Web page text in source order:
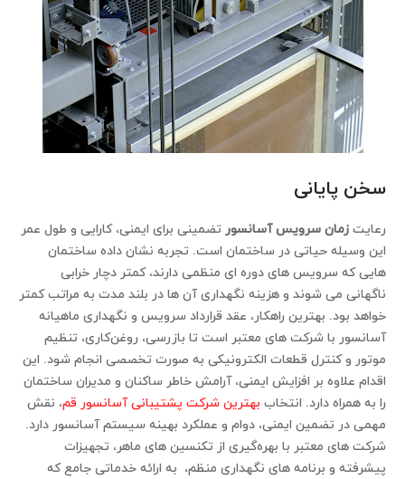
سخن پایانی
رعایت زمان سرویس آسانسور تضمینی برای ایمنی، کارایی و طول عمر
این وسیله حیاتی در ساختمان است. تجربه نشان داده ساختمان‌
هایی که سرویس ‌های دوره ‌ای منظمی دارند، کمتر دچار خرابی
ناگهانی می ‌شوند و هزینه نگهداری آن‌ ها در بلند مدت به‌ مراتب کمتر
خواهد بود. بهترین راهکار، عقد قرارداد سرویس و نگهداری ماهیانه
آسانسور با شرکت‌ های معتبر است تا بازرسی، روغن‌کاری، تنظیم
موتور و کنترل قطعات الکترونیکی به‌ صورت تخصصی انجام شود. این
اقدام علاوه ‌بر افزایش ایمنی، آرامش خاطر ساکنان و مدیران ساختمان
را به ‌همراه دارد. انتخاب بهترین شرکت پشتیبانی آسانسور قم، نقش
مهمی در تضمین ایمنی، دوام و عملکرد بهینه سیستم آسانسور دارد.
شرکت‌ های معتبر با بهره‌گیری از تکنسین ‌های ماهر، تجهیزات
پیشرفته و برنامه‌ های نگهداری منظم، به ارائه خدماتی جامع که